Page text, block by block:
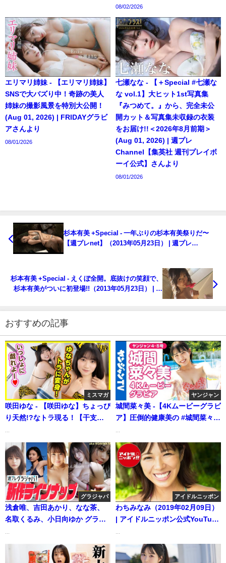
08/02/2026
エリマリ姉妹 - 【エリマリ姉妹】
SNSで大バズり中！奇跡の美人
姉妹の撮影風景を特別大公開！
(Aug 01, 2026) | FRIDAYグラビ
アさんより
08/01/2026
七瀬なな - 【＋Special #七瀬な
な vol.1】大ヒット1st写真集
『みつめて。』から、完全未公
開カット＆写真集未収録の衣装
をお届け!!＜2026年8月前期＞
(Aug 01, 2026) | 週プレ
Channel【集英社 週刊プレイボ
ーイ公式】さんより
08/01/2026
杉本有美 +Special - 一年ぶりの杉本有美祭りだ〜
【週プレnet】（2013年05月23日） | 週プレ
杉本有美 +Special - えくぼ全開。底抜けの笑顔で、
杉本有美がついに初登場!!（2013年05月23日） | 週
おすすめの記事
ミスマガ
咲田ゆな - 【咲田ゆな】ちょっぴ
り天然!?なトラ現る！【干支コ
ミスマガTVさんより
ヤンジャン
城間菜々美 -【4Kムービーグラビ
ア】圧倒的健康美の #城間菜々美
の表情を見せてくれてさらに魅
力的に！最高のスマイルとカラ
フルでキラキラな水着撮影に最
高画質で没入密着！【メイキン
グ】（2024年12月28日） | ヤン
ジャンTV【集英社ヤングジャン
プ公式】さんより
グラジャパ
浅倉唯、吉田あかり、なな茶、
名取くるみ、小日向ゆか グラジ
ボーイ公式】さんより
アイドルニッポン
わちみなみ（2019年02月09日）
| アイドルニッポン公式YouTube